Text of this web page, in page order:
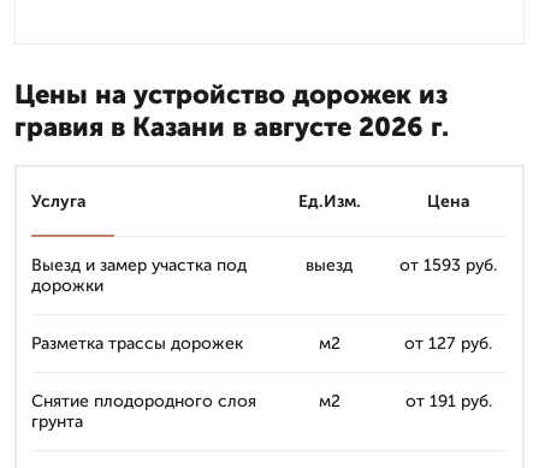
Цены на устройство дорожек из
гравия в Казани в августе 2026 г.
Услуга Ед.Изм. Цена
Выезд и замер участка под
дорожки
выезд от 1593 руб.
Разметка трассы дорожек м2 от 127 руб.
Снятие плодородного слоя
грунта
м2 от 191 руб.